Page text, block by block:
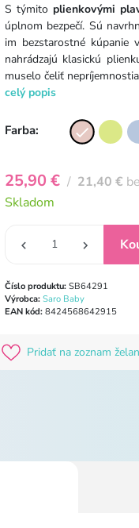
S týmito plienkovými
úplnom bezpečí. Sú
im bezstarostné kúpanie
nahrádzajú klasickú
muselo čeliť
celý popis
Farba:
25,90 € / 21,40 €
Skladom
Číslo produktu: SB64291
Výrobca: Saro Baby
EAN kód: 8424568642915
Pridať na zoznam